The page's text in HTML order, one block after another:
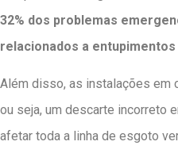
32% dos problemas
relacionados a entupimentos
Além disso, as instalações em
ou seja, um descarte incorreto
afetar toda a linha de esgoto